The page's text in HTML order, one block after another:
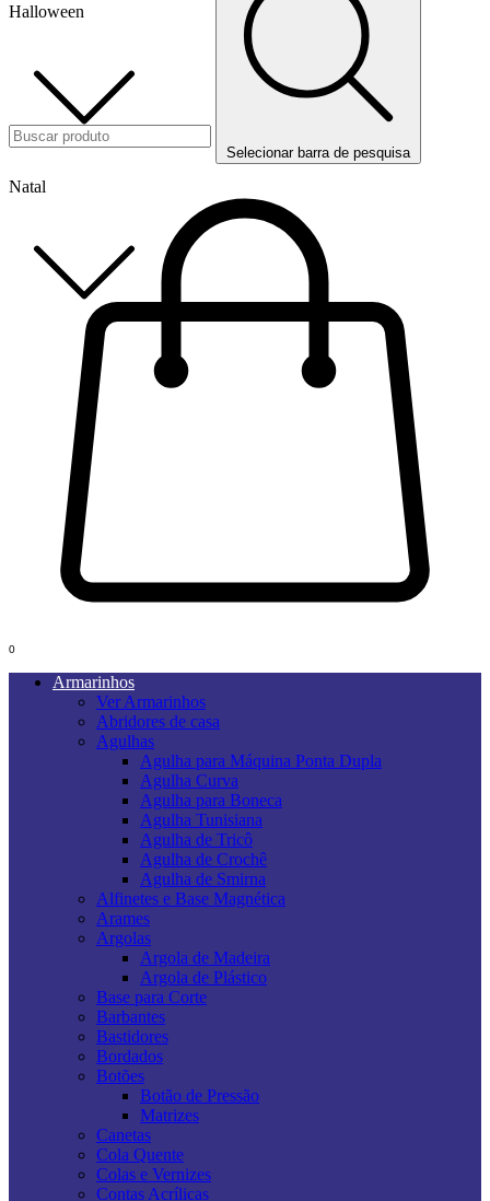
Halloween
Natal
Selecionar barra de pesquisa
0
Armarinhos
Ver Armarinhos
Abridores de casa
Agulhas
Agulha para Máquina Ponta Dupla
Agulha Curva
Agulha para Boneca
Agulha Tunisiana
Agulha de Tricô
Agulha de Crochê
Agulha de Smirna
Alfinetes e Base Magnética
Arames
Argolas
Argola de Madeira
Argola de Plástico
Base para Corte
Barbantes
Bastidores
Bordados
Botões
Botão de Pressão
Matrizes
Canetas
Cola Quente
Colas e Vernizes
Contas Acrílicas